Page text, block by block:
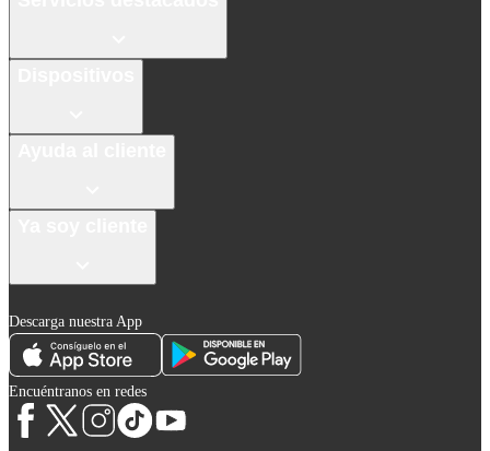
Descarga nuestra App
Encuéntranos en redes